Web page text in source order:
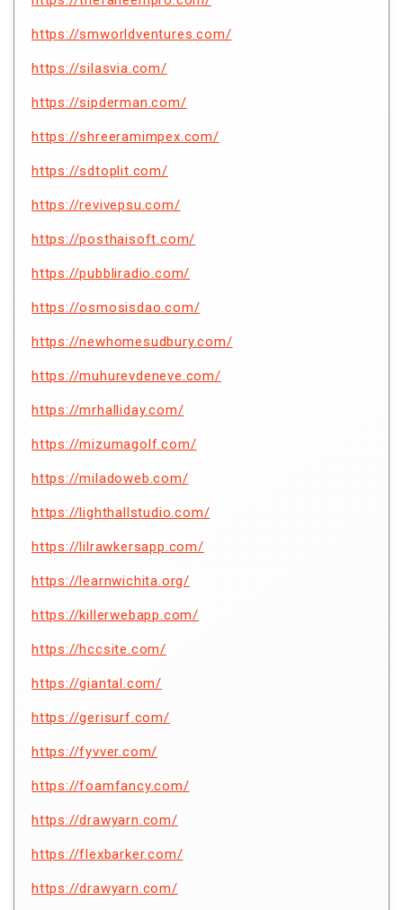
https://smworldventures.com/
https://silasvia.com/
https://sipderman.com/
https://shreeramimpex.com/
https://sdtoplit.com/
https://revivepsu.com/
https://posthaisoft.com/
https://pubbliradio.com/
https://osmosisdao.com/
https://newhomesudbury.com/
https://muhurevdeneve.com/
https://mrhalliday.com/
https://mizumagolf.com/
https://miladoweb.com/
https://lighthallstudio.com/
https://lilrawkersapp.com/
https://learnwichita.org/
https://killerwebapp.com/
https://hccsite.com/
https://giantal.com/
https://gerisurf.com/
https://fyvver.com/
https://foamfancy.com/
https://drawyarn.com/
https://flexbarker.com/
https://drawyarn.com/